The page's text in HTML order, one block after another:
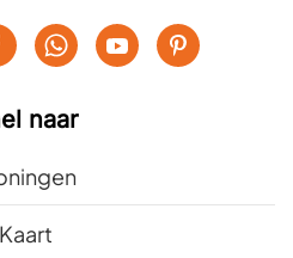
naar
Kaart